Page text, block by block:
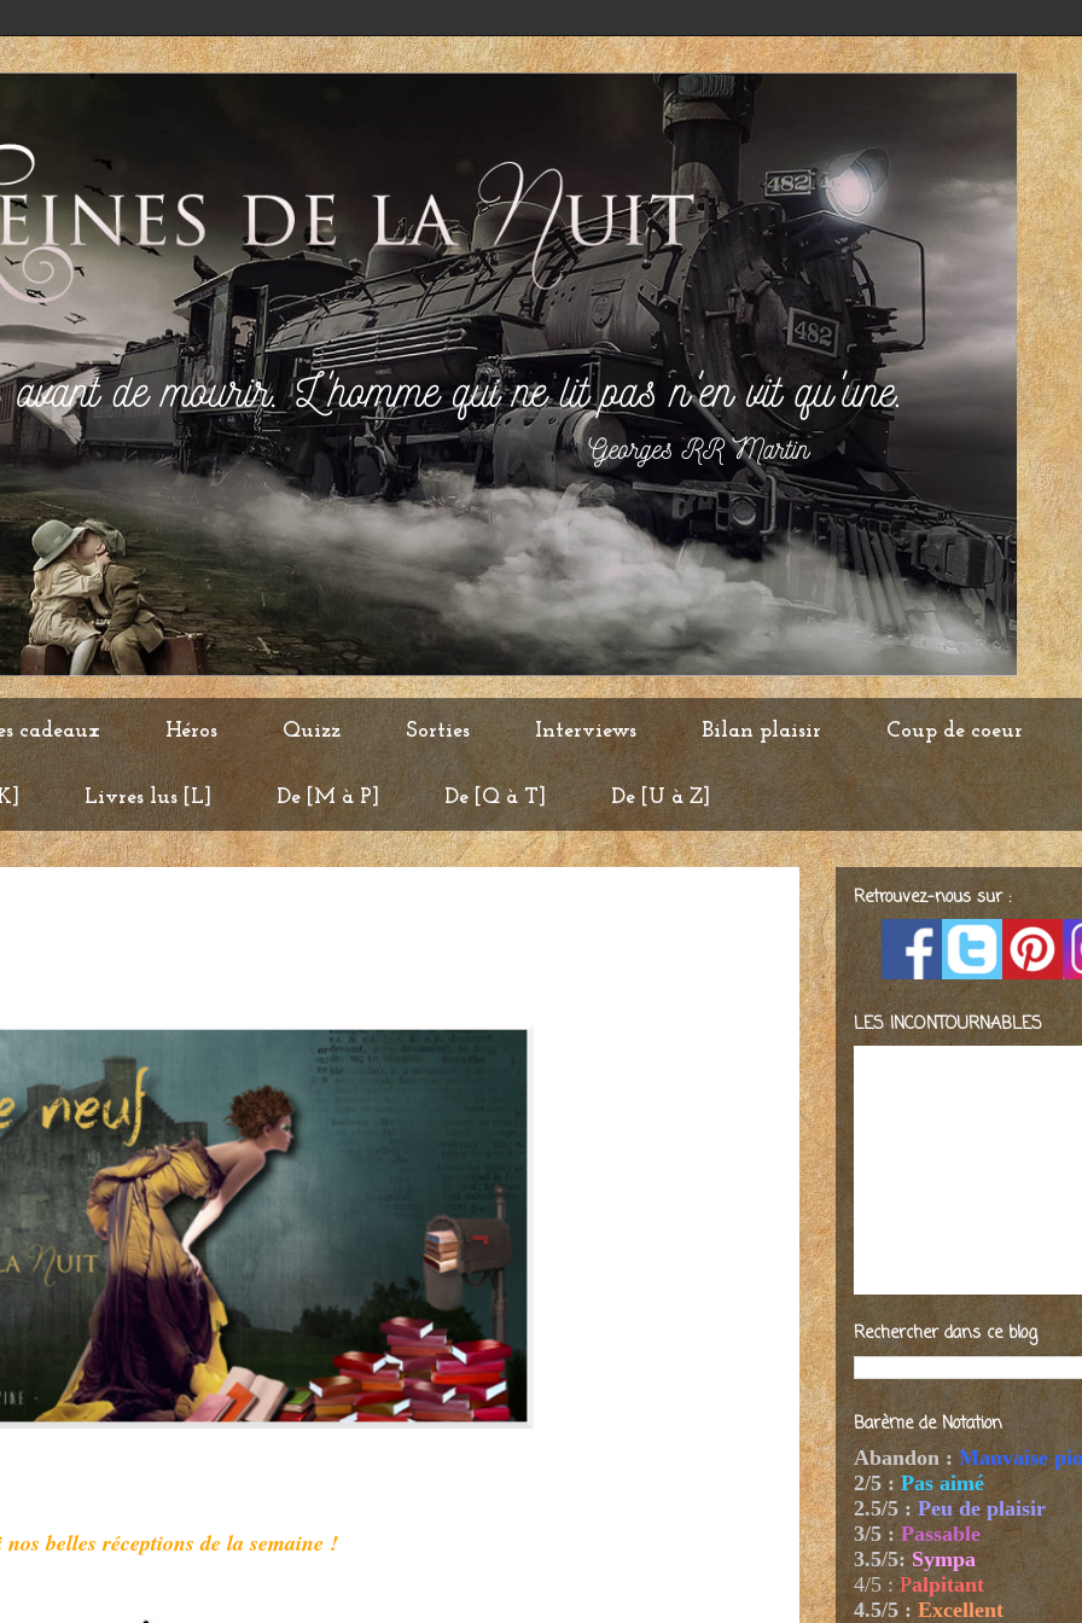
cadeaux Héros Quizz Sorties Interviews Bilan plaisir Coup de coeur
Livres lus [L] De [M à P] De [Q à T] De [U à Z]
belles réceptions de la semaine !
Retrouvez-nous sur :
LES INCONTOURNABLES
Rechercher dans ce blog
Barème de Notation
Abandon : Mauvaise
2/5 : Pas aimé
2.5/5 : Peu de plaisir
3/5 : Passable
3.5/5: Sympa
4/5 : Palpitant
4.5/5 : Excellent